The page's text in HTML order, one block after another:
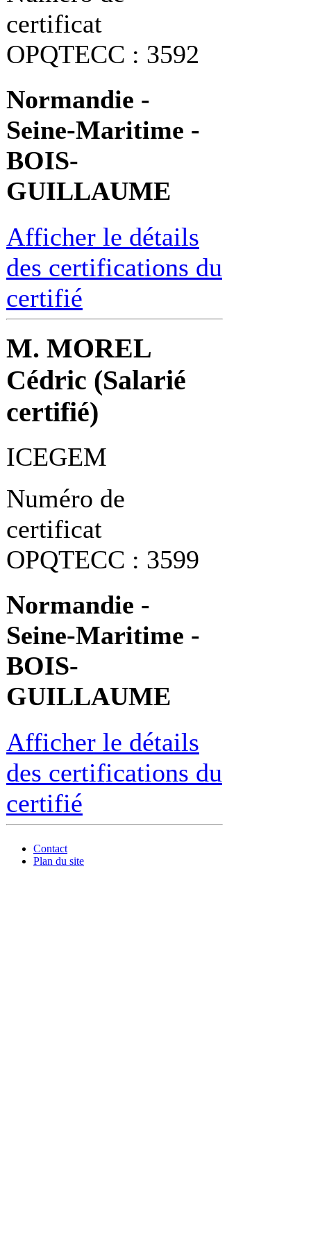
certificat
OPQTECC : 3592
Normandie -
Seine-Maritime -
BOIS-
GUILLAUME
Afficher le détails
des certifications du
certifié
M. MOREL
Cédric (Salarié
certifié)
ICEGEM
Numéro de
certificat
OPQTECC : 3599
Normandie -
Seine-Maritime -
BOIS-
GUILLAUME
Afficher le détails
des certifications du
certifié
Contact
Plan du site